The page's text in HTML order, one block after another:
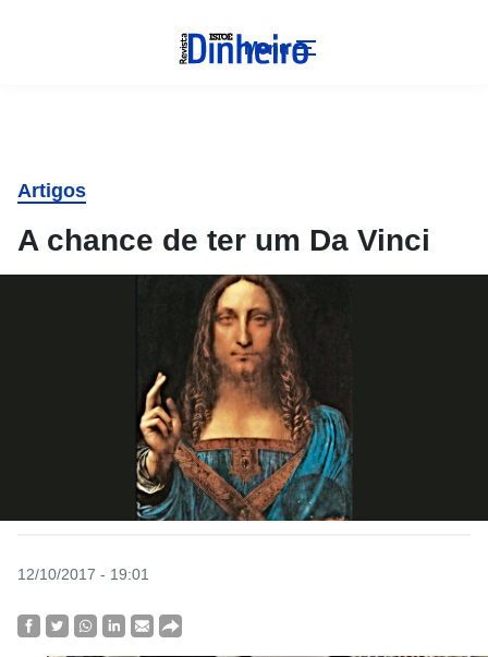
Menu
Artigos
A chance de ter um Da Vinci
12/10/2017 - 19:01